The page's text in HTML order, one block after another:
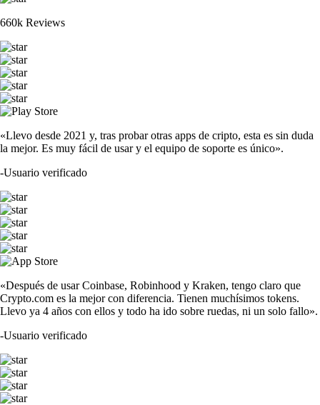
660k Reviews
«Llevo desde 2021 y, tras probar otras apps de cripto, esta es sin duda
la mejor. Es muy fácil de usar y el equipo de soporte es único».
-Usuario verificado
«Después de usar Coinbase, Robinhood y Kraken, tengo claro que
Crypto.com es la mejor con diferencia. Tienen muchísimos tokens.
Llevo ya 4 años con ellos y todo ha ido sobre ruedas, ni un solo fallo».
-Usuario verificado